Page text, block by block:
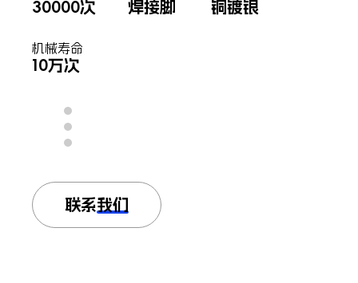
30000次 焊接脚 铜镀银
机械寿命
10万次
联系我们